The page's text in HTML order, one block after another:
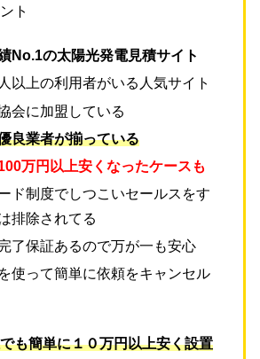
ト
No.1の太陽光発電見積サイト
以上の利用者がいる人気サイト
会に加盟している
良業者が揃っている
万円以上安くなったケースも
ド制度でしつこいセールスをす
排除されてる
了保証あるので万が一も安心
使って簡単に依頼をキャンセル
も簡単に１０万円以上安く設置